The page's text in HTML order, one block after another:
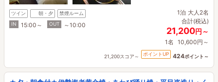
ツイン 朝・夕
禁煙ルーム
IN
15:00～ OUT ～10:00
1泊 大人2名
合計(税込)
21,200円～
1名 10,600円～
21,200スコア～ ポイントUP 424ポイント～